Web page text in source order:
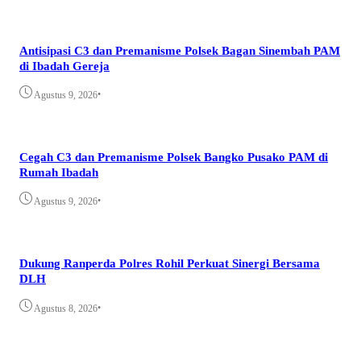
Antisipasi C3 dan Premanisme Polsek Bagan Sinembah PAM
di Ibadah Gereja
Agustus 9, 2026•
Cegah C3 dan Premanisme Polsek Bangko Pusako PAM di
Rumah Ibadah
Agustus 9, 2026•
Dukung Ranperda Polres Rohil Perkuat Sinergi Bersama
DLH
Agustus 8, 2026•